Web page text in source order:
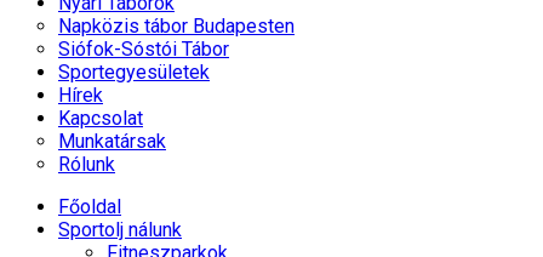
Napközis tábor Budapesten
Siófok-Sóstói Tábor
Sportegyesületek
Hírek
Kapcsolat
Munkatársak
Rólunk
Főoldal
Sportolj nálunk